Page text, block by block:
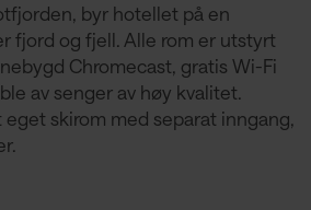
byr hotellet på en
fjord og fjell. Alle rom er utstyrt
Chromecast, gratis Wi-Fi
av senger av høy kvalitet.
skirom med separat inngang,